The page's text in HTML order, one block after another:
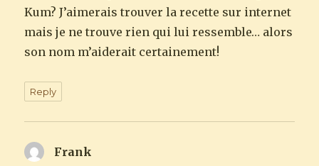
Kum? J’aimerais trouver la recette sur internet
mais je ne trouve rien qui lui ressemble… alors
son nom m’aiderait certainement!
Reply
Frank